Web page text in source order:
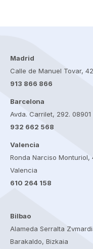
Madrid
Calle de Manuel Tovar,
913 866 866
Barcelona
Avda. Carrilet, 292.
932 662 568
Valencia
Ronda Narciso Monturiol,
Valencia
610 264 158
Bilbao
Alameda Serralta
Barakaldo, Bizkaia